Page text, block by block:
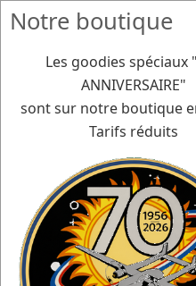
Notre boutique
Les goodies spéciaux
ANNIVERSAIRE"
sont sur notre boutique
Tarifs réduits
L' association